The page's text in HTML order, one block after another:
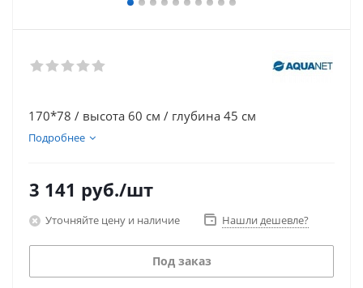
170*78 / высота 60 см / глубина 45 см
Подробнее
3 141 руб./шт
Уточняйте цену и наличие Нашли дешевле?
Под заказ